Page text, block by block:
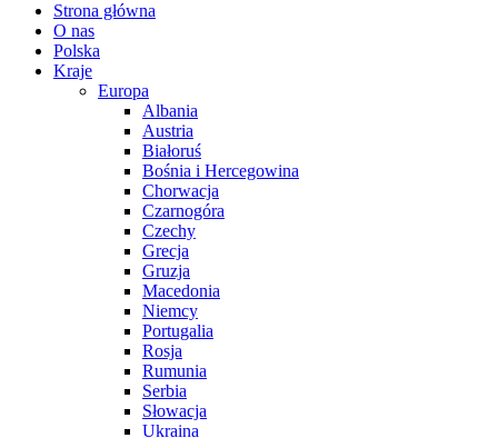
Strona główna
O nas
Polska
Kraje
Europa
Albania
Austria
Białoruś
Bośnia i Hercegowina
Chorwacja
Czarnogóra
Czechy
Grecja
Gruzja
Macedonia
Niemcy
Portugalia
Rosja
Rumunia
Serbia
Słowacja
Ukraina